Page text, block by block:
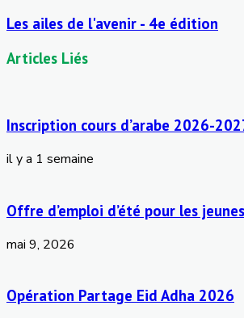
Les ailes de l'avenir - 4e édition
Articles Liés
Inscription cours d’arabe 2026-
il y a 1 semaine
Offre d’emploi d’été pour les
mai 9, 2026
Opération Partage Eid Adha 2026